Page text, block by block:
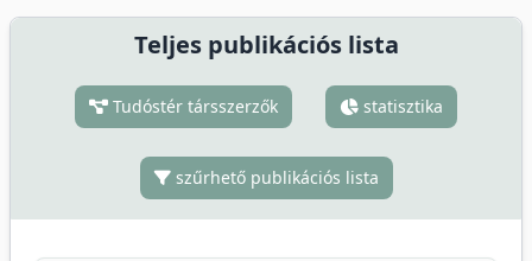
Teljes publikációs lista
Tudóstér társszerzők statisztika
szűrhető publikációs lista